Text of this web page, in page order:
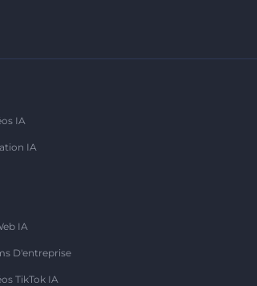
IA
IA
IA
D'entreprise
TikTok IA